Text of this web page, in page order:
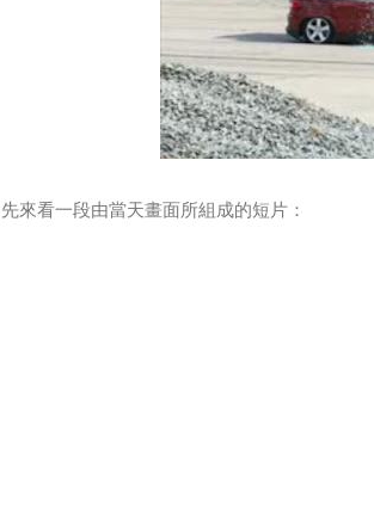
先來看一段由當天畫面所組成的短片：